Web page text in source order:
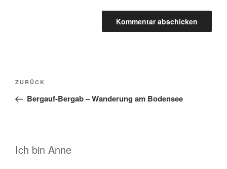
Beitragsnavigation
Vorheriger
Beitrag
ZURÜCK
Bergauf-Bergab – Wanderung am Bodensee
Ich bin Anne